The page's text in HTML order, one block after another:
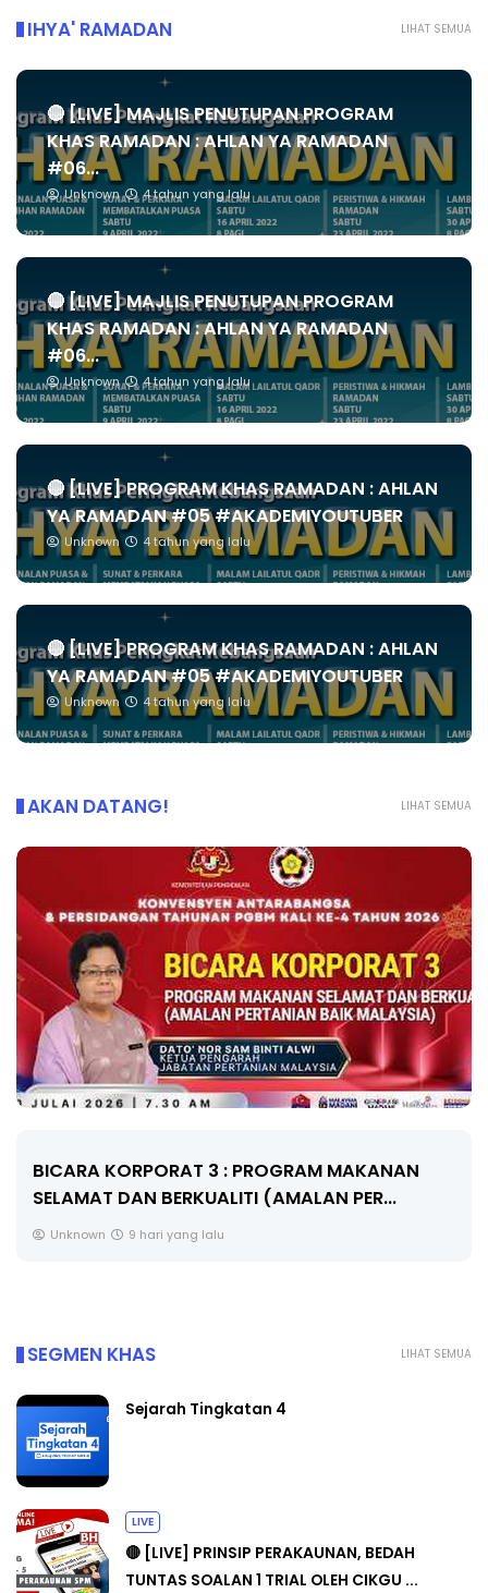
LIHAT SEMUA
IHYA' RAMADAN
🔴 [LIVE] MAJLIS PENUTUPAN PROGRAM
KHAS RAMADAN : AHLAN YA RAMADAN
#06...
Unknown 4 tahun yang lalu
🔴 [LIVE] MAJLIS PENUTUPAN PROGRAM
KHAS RAMADAN : AHLAN YA RAMADAN
#06...
Unknown 4 tahun yang lalu
🔴 [LIVE] PROGRAM KHAS RAMADAN : AHLAN
YA RAMADAN #05 #AKADEMIYOUTUBER
Unknown 4 tahun yang lalu
🔴 [LIVE] PROGRAM KHAS RAMADAN : AHLAN
YA RAMADAN #05 #AKADEMIYOUTUBER
Unknown 4 tahun yang lalu
LIHAT SEMUA
AKAN DATANG!
BICARA KORPORAT 3 : PROGRAM MAKANAN
SELAMAT DAN BERKUALITI (AMALAN PER...
Unknown 9 hari yang lalu
LIHAT SEMUA
SEGMEN KHAS
Sejarah Tingkatan 4
LIVE
🔴 [LIVE] PRINSIP PERAKAUNAN, BEDAH
TUNTAS SOALAN 1 TRIAL OLEH CIKGU ...